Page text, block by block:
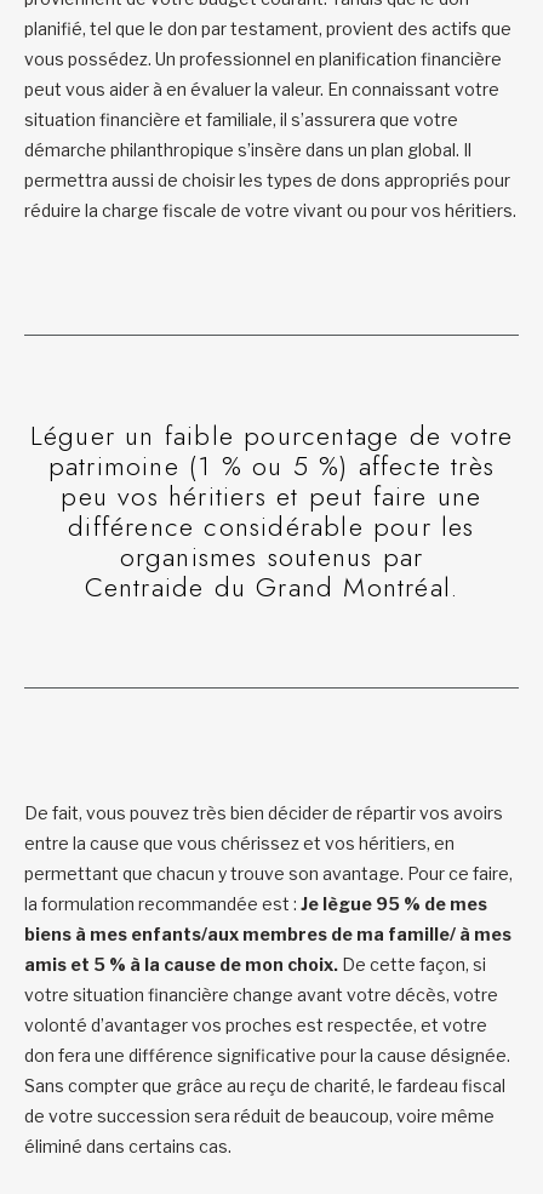
planifié, tel que le don par testament, provient des actifs que
vous possédez. Un professionnel en planification financière
peut vous aider à en évaluer la valeur. En connaissant votre
situation financière et familiale, il s’assurera que votre
démarche philanthropique s’insère dans un plan global. Il
permettra aussi de choisir les types de dons appropriés pour
réduire la charge fiscale de votre vivant ou pour vos héritiers.
Léguer un faible pourcentage de votre
patrimoine (1 % ou 5 %) affecte très
peu vos héritiers et peut faire une
différence considérable pour les
organismes soutenus par
Centraide du Grand Montréal.
De fait, vous pouvez très bien décider de répartir vos avoirs
entre la cause que vous chérissez et vos héritiers, en
permettant que chacun y trouve son avantage. Pour ce faire,
la formulation recommandée est : Je lègue 95 % de mes
biens à mes enfants/aux membres de ma famille/ à mes
amis et 5 % à la cause de mon choix. De cette façon, si
votre situation financière change avant votre décès, votre
volonté d’avantager vos proches est respectée, et votre
don fera une différence significative pour la cause désignée.
Sans compter que grâce au reçu de charité, le fardeau fiscal
de votre succession sera réduit de beaucoup, voire même
éliminé dans certains cas.